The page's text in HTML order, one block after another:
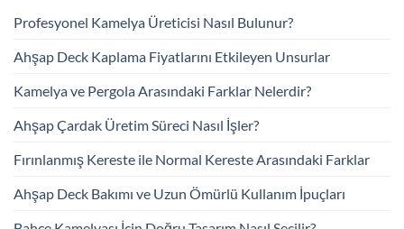
Profesyonel Kamelya Üreticisi Nasıl Bulunur?
Ahşap Deck Kaplama Fiyatlarını Etkileyen Unsurlar
Kamelya ve Pergola Arasındaki Farklar Nelerdir?
Ahşap Çardak Üretim Süreci Nasıl İşler?
Fırınlanmış Kereste ile Normal Kereste Arasındaki Farklar
Ahşap Deck Bakımı ve Uzun Ömürlü Kullanım İpuçları